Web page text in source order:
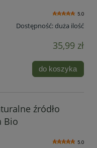
5.0
Dostępność:duża ilość
35,99 zł
do koszyka
źródło
Bio
5.0